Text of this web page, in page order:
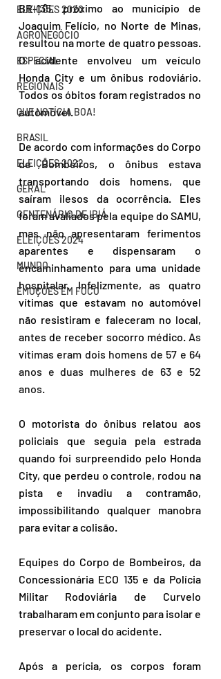
ELEIÇÕES 2020
AGRONEGÓCIO
ESPECIAL
REGIONAIS
QUE NOTÍCIA BOA!
BRASIL
ELEIÇÕES 2022
GERAL
CENTENÁRIO DE IBIÁ
ELEIÇÕES 2024
MUNDO
EMOÇÕES EM FOCO
BR-135, próximo ao município de
Joaquim Felício, no Norte de Minas,
resultou na morte de quatro pessoas.
O acidente envolveu um veículo
Honda City e um ônibus rodoviário.
Todos os óbitos foram registrados no
automóvel.
De acordo com informações do Corpo
de Bombeiros, o ônibus estava
transportando dois homens, que
saíram ilesos da ocorrência. Eles
foram avaliados pela equipe do SAMU,
mas não apresentaram ferimentos
aparentes e dispensaram o
encaminhamento para uma unidade
hospitalar. Infelizmente, as quatro
vítimas que estavam no automóvel
não resistiram e faleceram no local,
antes de receber socorro médico. As
vítimas eram dois homens de 57 e 64
anos e duas mulheres de 63 e 52
anos.
O motorista do ônibus relatou aos
policiais que seguia pela estrada
quando foi surpreendido pelo Honda
City, que perdeu o controle, rodou na
pista e invadiu a contramão,
impossibilitando qualquer manobra
para evitar a colisão.
Equipes do Corpo de Bombeiros, da
Concessionária ECO 135 e da Polícia
Militar Rodoviária de Curvelo
trabalharam em conjunto para isolar e
preservar o local do acidente.
Após a perícia, os corpos foram